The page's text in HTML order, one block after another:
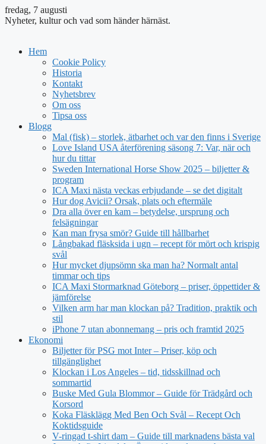
fredag, 7 augusti
Nyheter, kultur och vad som händer härnäst.
Hem
Cookie Policy
Historia
Kontakt
Nyhetsbrev
Om oss
Tipsa oss
Blogg
Mal (fisk) – storlek, ätbarhet och var den finns i Sverige
Love Island USA återförening säsong 7: Var, när och
hur du tittar
Sweden International Horse Show 2025 – biljetter &
program
ICA Maxi nästa veckas erbjudande – se det digitalt
Hur dog Avicii? Orsak, plats och eftermäle
Dra alla över en kam – betydelse, ursprung och
felsägningar
Kan man frysa smör? Guide till hållbarhet
Långbakad fläsksida i ugn – recept för mört och krispig
svål
Hur mycket djupsömn ska man ha? Normalt antal
timmar och tips
ICA Maxi Stormarknad Göteborg – priser, öppettider &
jämförelse
Vilken arm har man klockan på? Tradition, praktik och
stil
iPhone 7 utan abonnemang – pris och framtid 2025
Ekonomi
Biljetter för PSG mot Inter – Priser, köp och
tillgänglighet
Klockan i Los Angeles – tid, tidsskillnad och
sommartid
Buske Med Gula Blommor – Guide för Trädgård och
Korsord
Koka Fläsklägg Med Ben Och Svål – Recept Och
Koktidsguide
V-ringad t-shirt dam – Guide till marknadens bästa val